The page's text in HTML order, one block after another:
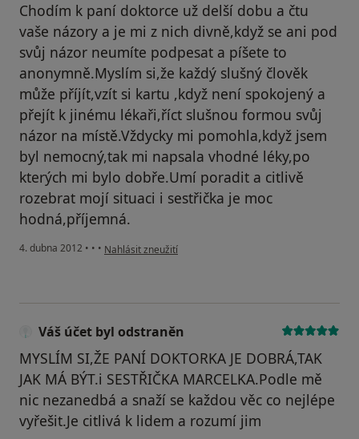
Chodím k paní doktorce už delší dobu a čtu
vaše názory a je mi z nich divně,když se ani pod
svůj názor neumíte podpesat a píšete to
anonymně.Myslím si,že každý slušný člověk
může příjít,vzít si kartu ,když není spokojený a
přejít k jinému lékaři,říct slušnou formou svůj
názor na místě.Vždycky mi pomohla,když jsem
byl nemocný,tak mi napsala vhodné léky,po
kterých mi bylo dobře.Umí poradit a citlivě
rozebrat mojí situaci i sestřička je moc
hodná,příjemná.
4. dubna 2012 • • • podle názoru uživatele Váš účet byl odstraněn
Nahlásit zneužití
Váš účet byl odstraněn
MYSLÍM SI,ŽE PANÍ DOKTORKA JE DOBRÁ,TAK
JAK MÁ BÝT.i SESTŘIČKA MARCELKA.Podle mě
nic nezanedbá a snaží se každou věc co nejlépe
vyřešit.Je citlivá k lidem a rozumí jim